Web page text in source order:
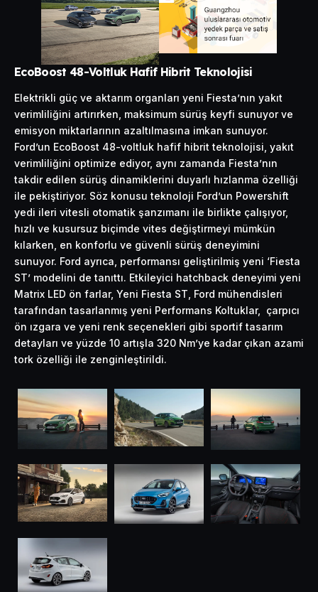
EcoBoost 48-Voltluk Hafif Hibrit Teknolojisi
Elektrikli güç ve aktarım organları yeni Fiesta’nın yakıt
verimliliğini artırırken, maksimum sürüş keyfi sunuyor ve
emisyon miktarlarının azaltılmasına imkan sunuyor.
Ford’un EcoBoost 48-voltluk hafif hibrit teknolojisi, yakıt
verimliliğini optimize ediyor, aynı zamanda Fiesta’nın
takdir edilen sürüş dinamiklerini duyarlı hızlanma özelliği
ile pekiştiriyor. Söz konusu teknoloji Ford’un Powershift
yedi ileri vitesli otomatik şanzımanı ile birlikte çalışıyor,
hızlı ve kusursuz biçimde vites değiştirmeyi mümkün
kılarken, en konforlu ve güvenli sürüş deneyimini
sunuyor. Ford ayrıca, performansı geliştirilmiş yeni ‘Fiesta
ST’ modelini de tanıttı. Etkileyici hatchback deneyimi yeni
Matrix LED ön farlar, Yeni Fiesta ST, Ford mühendisleri
tarafından tasarlanmış yeni Performans Koltuklar, çarpıcı
ön ızgara ve yeni renk seçenekleri gibi sportif tasarım
detayları ve yüzde 10 artışla 320 Nm’ye kadar çıkan azami
tork özelliği ile zenginleştirildi.